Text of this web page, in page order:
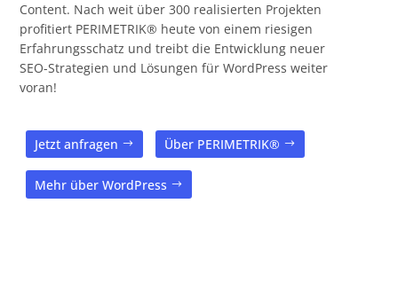
Content. Nach weit über 300 realisierten Projekten
profitiert PERIMETRIK® heute von einem riesigen
Erfahrungsschatz und treibt die Entwicklung neuer
SEO-Strategien und Lösungen für WordPress weiter
voran!
Jetzt anfragen Über PERIMETRIK®
Mehr über WordPress